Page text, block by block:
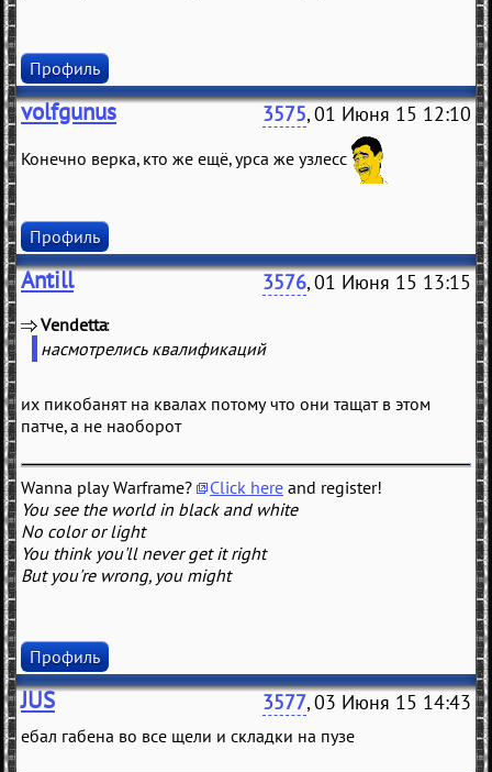
Профиль
volfgunus 3575, 01 Июня 15 12:10
Конечно верка, кто же ещё, урса же узлесс
Профиль
Antill 3576, 01 Июня 15 13:15
Vendetta
насмотрелись квалификаций
их пикобанят на квалах потому что они тащат в этом
патче, а не наоборот
Wanna play Warframe? Click here and register!
You see the world in black and white
No color or light
You think you'll never get it right
But you're wrong, you might
Профиль
JUS 3577, 03 Июня 15 14:43
ебал габена во все щели и складки на пузе